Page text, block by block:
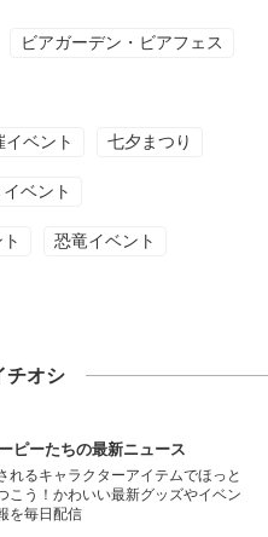
ビアガーデン・ビアフェス
ベント 七夕まつり
ベント
恐竜イベント
チオシ
ピーたちの最新ニュース
れるキャラクターアイテムでほっと
こう！かわいい最新グッズやイベン
を毎日配信